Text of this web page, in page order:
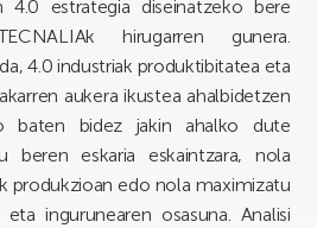
4.0 estrategia diseinatzeko bere
hirugarren gunera.
4.0 industriak produktibitatea eta
aukera ikustea ahalbidetzen
baten bidez jakin ahalko dute
beren eskaria eskaintzara, nola
produkzioan edo nola maximizatu
ingurunearen osasuna. Analisi